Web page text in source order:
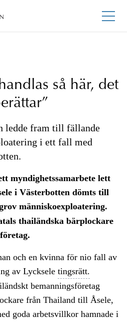
så här, det
ledde fram till fällande
i ett fall med
myndighetssamarbete lett
i Västerbotten dömts till
människoexploatering.
thailändska bärplockare
och en kvinna för nio fall av
av Lycksele tingsrätt.
bemanningsföretag
från Thailand till Åsele,
goda arbetsvillkor hamnade i